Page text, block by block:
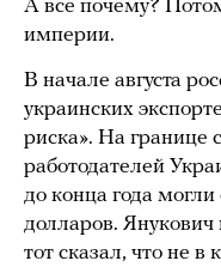
А все почему?
империи.
В начале августа
украинских
риска». На границе
работодателей
до конца года
долларов. Янукович
тот сказал, что не в